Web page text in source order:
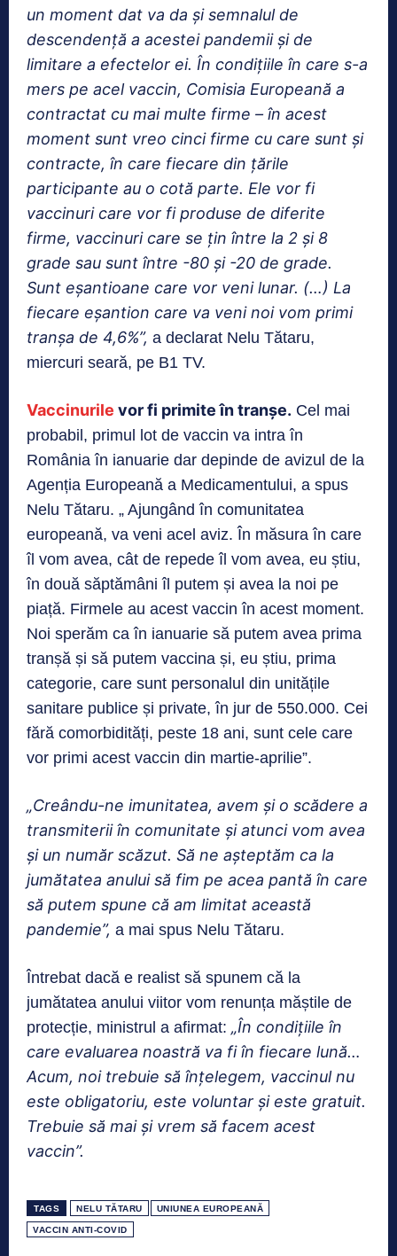
un moment dat va da și semnalul de
descendență a acestei pandemii și de
limitare a efectelor ei. În condițiile în care s-a
mers pe acel vaccin, Comisia Europeană a
contractat cu mai multe firme – în acest
moment sunt vreo cinci firme cu care sunt și
contracte, în care fiecare din țările
participante au o cotă parte. Ele vor fi
vaccinuri care vor fi produse de diferite
firme, vaccinuri care se țin între la 2 și 8
grade sau sunt între -80 și -20 de grade.
Sunt eșantioane care vor veni lunar. (…) La
fiecare eșantion care va veni noi vom primi
tranșa de 4,6%”, a declarat Nelu Tătaru,
miercuri seară, pe B1 TV.
Vaccinurile vor fi primite în tranșe. Cel mai
probabil, primul lot de vaccin va intra în
România în ianuarie dar depinde de avizul de la
Agenția Europeană a Medicamentului, a spus
Nelu Tătaru. „ Ajungând în comunitatea
europeană, va veni acel aviz. În măsura în care
îl vom avea, cât de repede îl vom avea, eu știu,
în două săptămâni îl putem și avea la noi pe
piață. Firmele au acest vaccin în acest moment.
Noi sperăm ca în ianuarie să putem avea prima
tranșă și să putem vaccina și, eu știu, prima
categorie, care sunt personalul din unitățile
sanitare publice și private, în jur de 550.000. Cei
fără comorbidități, peste 18 ani, sunt cele care
vor primi acest vaccin din martie-aprilie”.
„Creându-ne imunitatea, avem și o scădere a
transmiterii în comunitate și atunci vom avea
și un număr scăzut. Să ne așteptăm ca la
jumătatea anului să fim pe acea pantă în care
să putem spune că am limitat această
pandemie”, a mai spus Nelu Tătaru.
Întrebat dacă e realist să spunem că la
jumătatea anului viitor vom renunța măștile de
protecție, ministrul a afirmat: „În condițiile în
care evaluarea noastră va fi în fiecare lună…
Acum, noi trebuie să înțelegem, vaccinul nu
este obligatoriu, este voluntar și este gratuit.
Trebuie să mai și vrem să facem acest
vaccin”.
TAGS NELU TĂTARU UNIUNEA EUROPEANĂ
VACCIN ANTI-COVID